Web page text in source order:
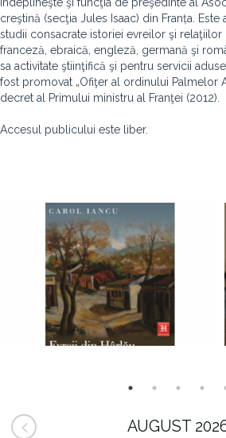
creştină (secţia Jules Isaac) din Franța.
studii consacrate istoriei evreilor şi relaţiilor
franceză, ebraică, engleză, germană şi
sa activitate ştiinţifică şi pentru servicii
fost promovat „Ofiţer al ordinului Palmelor
decret al Primului ministru al Franţei (2012).
Accesul publicului este liber.
AUGUST